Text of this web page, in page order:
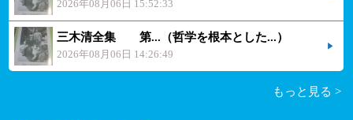
2026年08月06日 15:52:33
三木清全集 第...（哲学を根本とした...）
2026年08月06日 14:26:49
もっと見る >